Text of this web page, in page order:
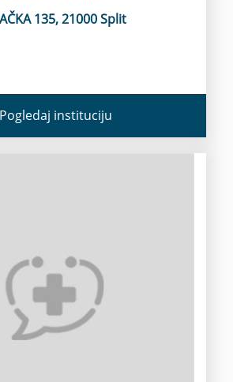
135, 21000 Split
Pogledaj instituciju